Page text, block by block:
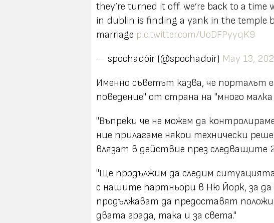
they’re turned it off. we’re back to a
in dublin is finding a yank in the temple
marriage pic.twitter.com/UoDFPyyqK9
— spochadóir (@spochadoir) May 13,
Именно съветът казва, че порталът
поведение" от страна на "много
"Въпреки че не можем да
ние прилагаме някои технически
влязат в действие през следващите
"Ще продължим да следим
с нашите партньори в Ню Йорк, за
продължават да предоставят
двата града, така и за света."